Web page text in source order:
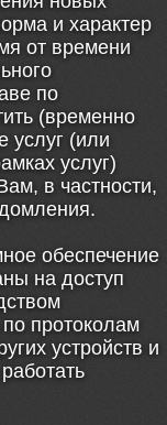
и характер
от времени
по
(временно
услуг (или
услуг)
в частности,
обеспечение
на доступ
протоколам
устройств и